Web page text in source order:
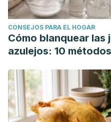
CONSEJOS PARA EL HOGAR
Cómo blanquear las
azulejos: 10